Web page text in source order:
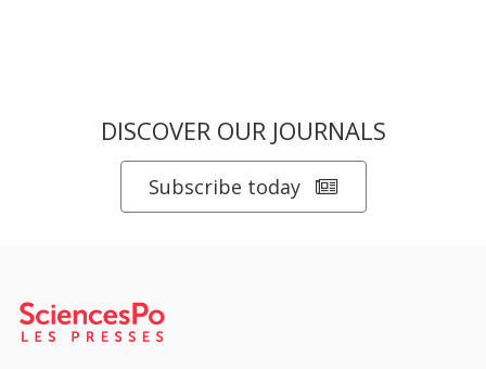
DISCOVER OUR JOURNALS
Subscribe today